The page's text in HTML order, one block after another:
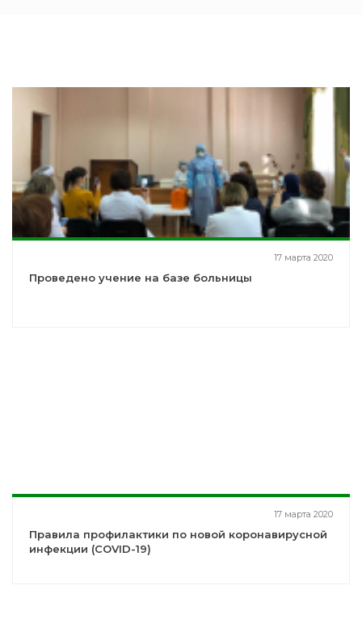
17 марта 2020
Проведено учение на базе больницы
17 марта 2020
Правила профилактики по новой коронавирусной
инфекции (COVID-19)